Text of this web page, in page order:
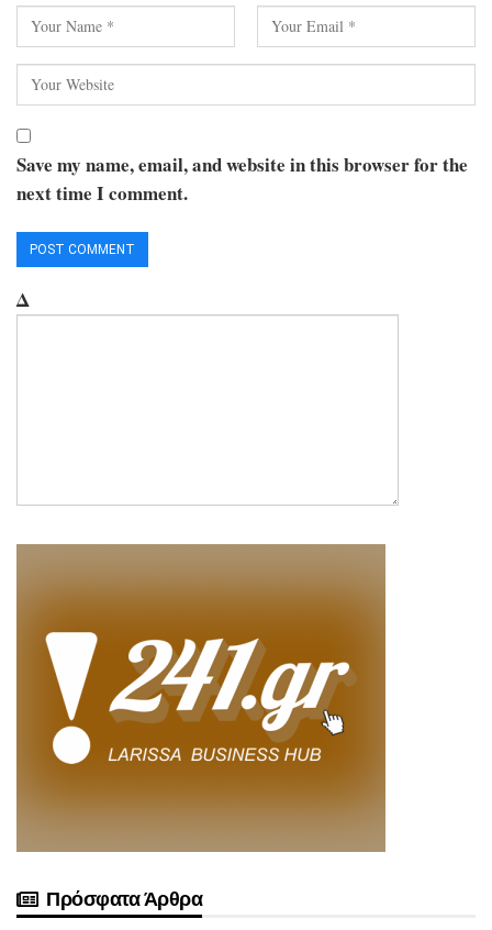
Save my name, email, and website in this browser for the
next time I comment.
Δ
Πρόσφατα Άρθρα